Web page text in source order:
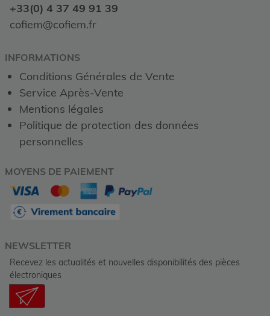
+33(0) 4 37 49 91 39
cofiem@cofiem.fr
INFORMATIONS
Conditions Générales de Vente
Service Après-Vente
Mentions légales
Politique de protection des données
personnelles
MOYENS DE PAIEMENT
NEWSLETTER
Recevez les actualités et nouvelles disponibilités des pièces
électroniques